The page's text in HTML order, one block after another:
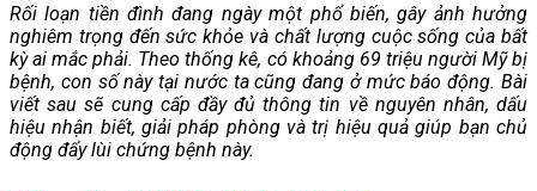
Rối loạn tiền đình đang ngày một phổ biến, gây ảnh hưởng
nghiêm trọng đến sức khỏe và chất lượng cuộc sống của bất
kỳ ai mắc phải. Theo thống kê, có khoảng 69 triệu người Mỹ bị
bệnh, con số này tại nước ta cũng đang ở mức báo động. Bài
viết sau sẽ cung cấp đầy đủ thông tin về nguyên nhân, dấu
hiệu nhận biết, giải pháp phòng và trị hiệu quả giúp bạn chủ
động đẩy lùi chứng bệnh này.